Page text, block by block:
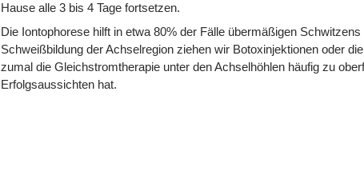
Hause alle 3 bis 4 Tage fortsetzen.
Die Iontophorese hilft in etwa 80% der Fälle übermäßigen
Schweißbildung der Achselregion ziehen wir Botoxinjektionen oder
zumal die Gleichstromtherapie unter den Achselhöhlen häufig zu
Erfolgsaussichten hat.